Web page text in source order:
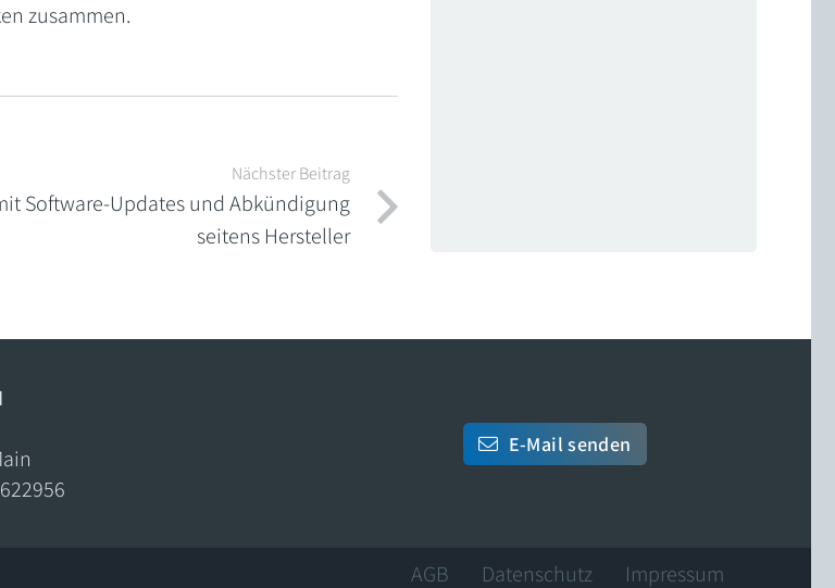
zusammen.
Nächster Beitrag
Software-Updates und Abkündigung
seitens Hersteller
E-Mail senden
AGB Datenschutz Impressum